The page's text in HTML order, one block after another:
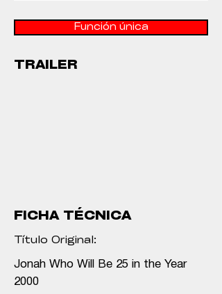
Función única
TRAILER
FICHA TÉCNICA
Título Original:
Jonah Who Will Be 25 in the Year
2000